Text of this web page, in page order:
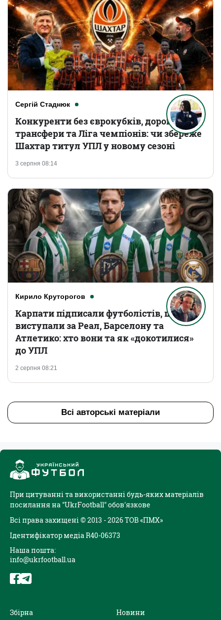
Сергій Стаднюк
3 серпня 08:14
Конкуренти без єврокубків, дорогі
трансфери та Ліга чемпіонів: чи збереже
Шахтар титул УПЛ у новому сезоні
Кирило Круторогов
2 серпня 08:21
Карпати підписали футболістів, що
виступали за Реал, Барселону та
Атлетико: хто вони та як «докотилися»
до УПЛ
Всі авторські матеріали
При цитуванні та використанні будь-яких матеріалів
посилання на "UkrFootball" обов'язкове
Всі права захищені © 2013 - 2026 ТОВ «ПМХ»
Ідентифікатор медіа R40-06373
Наша пошта:
info@ukrfootball.ua
Збірна
Новини